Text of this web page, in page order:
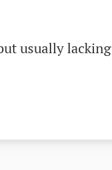
usuallylacking